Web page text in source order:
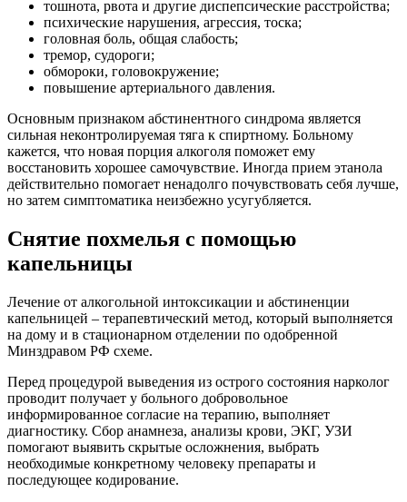
тошнота, рвота и другие диспепсические расстройства;
психические нарушения, агрессия, тоска;
головная боль, общая слабость;
тремор, судороги;
обмороки, головокружение;
повышение артериального давления.
Основным признаком абстинентного синдрома является
сильная неконтролируемая тяга к спиртному. Больному
кажется, что новая порция алкоголя поможет ему
восстановить хорошее самочувствие. Иногда прием этанола
действительно помогает ненадолго почувствовать себя лучше,
но затем симптоматика неизбежно усугубляется.
Снятие похмелья с помощью
капельницы
Лечение от алкогольной интоксикации и абстиненции
капельницей – терапевтический метод, который выполняется
на дому и в стационарном отделении по одобренной
Минздравом РФ схеме.
Перед процедурой выведения из острого состояния нарколог
проводит получает у больного добровольное
информированное согласие на терапию, выполняет
диагностику. Сбор анамнеза, анализы крови, ЭКГ, УЗИ
помогают выявить скрытые осложнения, выбрать
необходимые конкретному человеку препараты и
последующее кодирование.